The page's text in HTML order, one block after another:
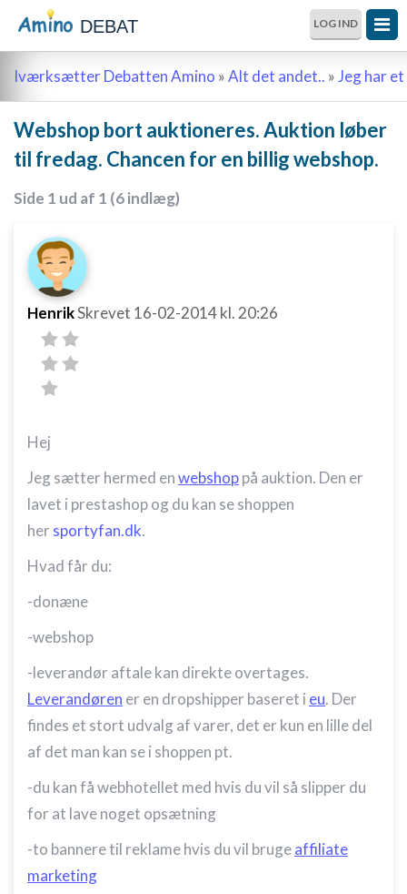
DEBAT LOG IND
Iværksætter Debatten Amino »Alt det andet.. »Jeg har
Webshop bort auktioneres. Auktion løber
til fredag. Chancen for en billig webshop.
Side 1 ud af 1 (6 indlæg)
HenrikSkrevet 16-02-2014kl. 20:26
Hej
Jeg sætter hermed enwebshoppå auktion. Den er
lavet i prestashop og du kan se shoppen
her sportyfan.dk.
Hvad får du:
-donæne
-webshop
-leverandør aftale kan direkte overtages.
Leverandøren er en dropshipper baseret i eu. Der
findes et stort udvalg af varer, det er kun en lille del
af det man kan se i shoppen pt.
-du kan få webhotellet med hvis du vil så slipper du
for at lave noget opsætning
-to bannere til reklame hvis du vil brugeaffiliate
marketing